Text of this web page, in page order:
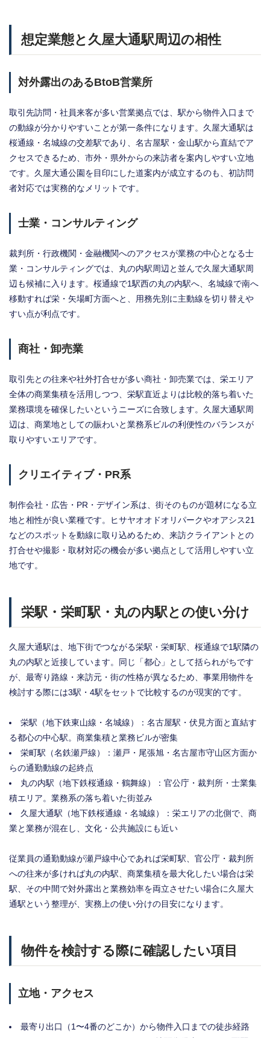
想定業態と久屋大通駅周辺の相性
対外露出のあるBtoB営業所
取引先訪問・社員来客が多い営業拠点では、駅から物件入口まで
の動線が分かりやすいことが第一条件になります。久屋大通駅は
桜通線・名城線の交差駅であり、名古屋駅・金山駅から直結でア
クセスできるため、市外・県外からの来訪者を案内しやすい立地
です。久屋大通公園を目印にした道案内が成立するのも、初訪問
者対応では実務的なメリットです。
士業・コンサルティング
裁判所・行政機関・金融機関へのアクセスが業務の中心となる士
業・コンサルティングでは、丸の内駅周辺と並んで久屋大通駅周
辺も候補に入ります。桜通線で1駅西の丸の内駅へ、名城線で南へ
移動すれば栄・矢場町方面へと、用務先別に主動線を切り替えや
すい点が利点です。
商社・卸売業
取引先との往来や社外打合せが多い商社・卸売業では、栄エリア
全体の商業集積を活用しつつ、栄駅直近よりは比較的落ち着いた
業務環境を確保したいというニーズに合致します。久屋大通駅周
辺は、商業地としての賑わいと業務系ビルの利便性のバランスが
取りやすいエリアです。
クリエイティブ・PR系
制作会社・広告・PR・デザイン系は、街そのものが題材になる立
地と相性が良い業種です。ヒサヤオオドオリパークやオアシス21
などのスポットを動線に取り込めるため、来訪クライアントとの
打合せや撮影・取材対応の機会が多い拠点として活用しやすい立
地です。
栄駅・栄町駅・丸の内駅との使い分け
久屋大通駅は、地下街でつながる栄駅・栄町駅、桜通線で1駅隣の
丸の内駅と近接しています。同じ「都心」として括られがちです
が、最寄り路線・来訪元・街の性格が異なるため、事業用物件を
検討する際には3駅・4駅をセットで比較するのが現実的です。
栄駅（地下鉄東山線・名城線）：名古屋駅・伏見方面と直結す
る都心の中心駅。商業集積と業務ビルが密集
栄町駅（名鉄瀬戸線）：瀬戸・尾張旭・名古屋市守山区方面か
らの通勤動線の起終点
丸の内駅（地下鉄桜通線・鶴舞線）：官公庁・裁判所・士業集
積エリア。業務系の落ち着いた街並み
久屋大通駅（地下鉄桜通線・名城線）：栄エリアの北側で、商
業と業務が混在し、文化・公共施設にも近い
従業員の通勤動線が瀬戸線中心であれば栄町駅、官公庁・裁判所
への往来が多ければ丸の内駅、商業集積を最大化したい場合は栄
駅、その中間で対外露出と業務効率を両立させたい場合に久屋大
通駅という整理が、実務上の使い分けの目安になります。
物件を検討する際に確認したい項目
立地・アクセス
最寄り出口（1〜4番のどこか）から物件入口までの徒歩経路